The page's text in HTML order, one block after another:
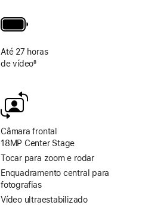
Até 27 horas
de vídeo
rodapé
8
Câmara frontal
18MP Center Stage
Tocar para zoom e rodar
Enquadramento central para
fotografias
Vídeo ultraestabilizado